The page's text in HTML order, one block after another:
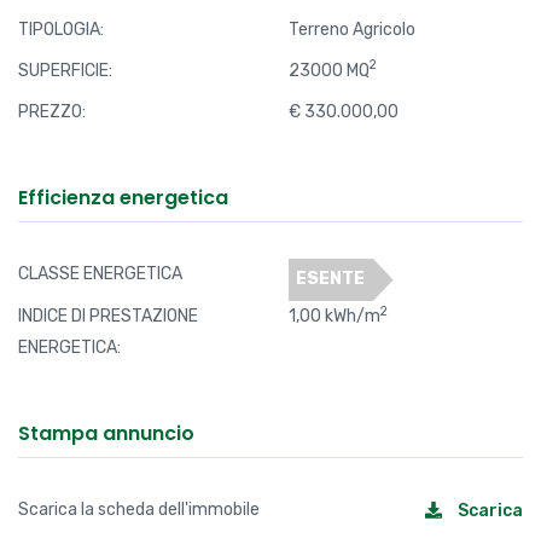
TIPOLOGIA:
Terreno Agricolo
SUPERFICIE:
23000 MQ2
PREZZO: € 330.000,00
Efficienza energetica
CLASSE ENERGETICA
ESENTE
INDICE DI PRESTAZIONE
ENERGETICA:
1,00 kWh/m2
Stampa annuncio
Scarica la scheda dell'immobile Scarica